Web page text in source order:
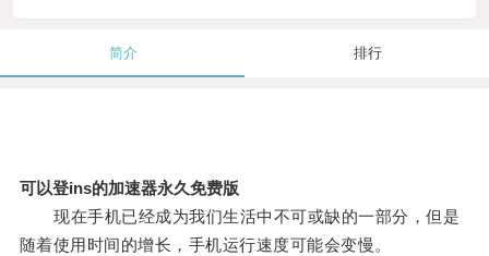
简介 排行
可以登ins的加速器永久免费版
现在手机已经成为我们生活中不可或缺的一部分，但是
随着使用时间的增长，手机运行速度可能会变慢。